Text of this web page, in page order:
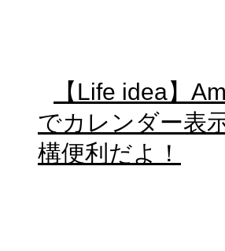
【Life idea】
でカレンダー表
構便利だよ！